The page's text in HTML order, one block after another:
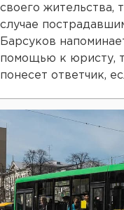
своего жительства,
случае
Барсуков
помощью к юристу,
понесет ответчик,